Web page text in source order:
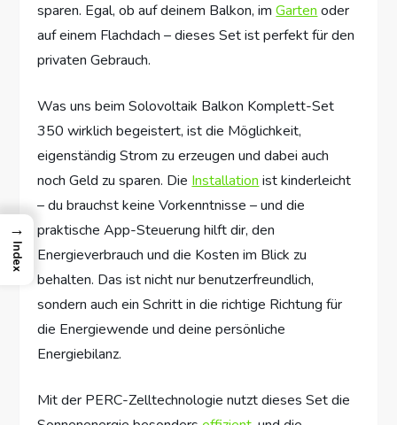
sparen. Egal, ob auf deinem Balkon, imGarten oder
auf einem Flachdach – dieses Set ist perfekt für den
privaten Gebrauch.
Was uns beim Solovoltaik Balkon Komplett-Set
350 wirklich begeistert, ist die Möglichkeit,
eigenständig Strom zu erzeugen und dabei auch
noch Geld zu sparen. Die Installation ist kinderleicht
– du brauchst keine Vorkenntnisse – und die
praktische App-Steuerung hilft dir, den
Energieverbrauch und die Kosten im Blick zu
behalten. Das ist nicht nur benutzerfreundlich,
sondern auch ein Schritt in die richtige Richtung für
die Energiewende und deine persönliche
Energiebilanz.
Mit der PERC-Zelltechnologie nutzt dieses Set die
→
Index